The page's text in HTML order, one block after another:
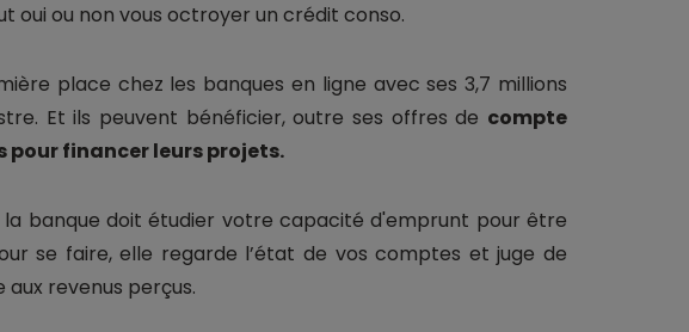
oui ou non vous octroyer un crédit conso.
place chez les banques en ligne avec ses 3,7 millions
Et ils peuvent bénéficier, outre ses offres de compte
pour financer leurs projets.
la banque doit étudier votre capacité d'emprunt pour être
se faire, elle regarde l’état de vos comptes et juge de
revenus perçus.